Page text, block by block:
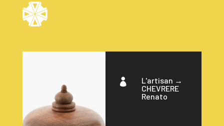

L'artisan →
CHEVRERE
Renato